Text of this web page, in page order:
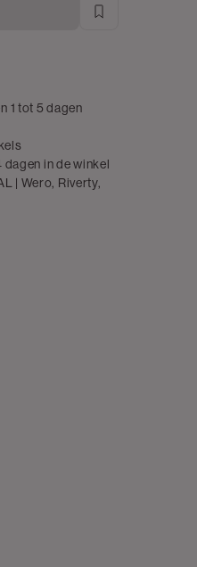
1 tot 5 dagen
in de winkel
| Wero, Riverty,